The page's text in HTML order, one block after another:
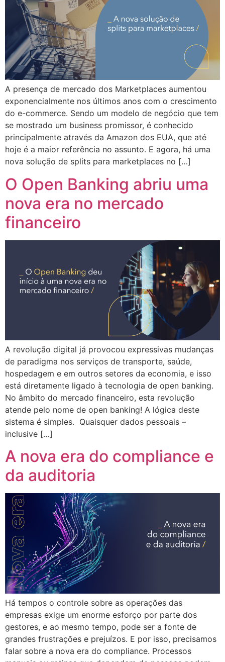
A presença de mercado dos Marketplaces aumentou
exponencialmente nos últimos anos com o crescimento
do e-commerce. Sendo um modelo de negócio que tem
se mostrado um business promissor, é conhecido
principalmente através da Amazon dos EUA, que até
hoje é a maior referência no assunto. E agora, há uma
nova solução de splits para marketplaces no […]
O Open Banking abriu uma
nova era no mercado
financeiro
A revolução digital já provocou expressivas mudanças
de paradigma nos serviços de transporte, saúde,
hospedagem e em outros setores da economia, e isso
está diretamente ligado à tecnologia de open banking.
No âmbito do mercado financeiro, esta revolução
atende pelo nome de open banking! A lógica deste
sistema é simples. Quaisquer dados pessoais –
inclusive […]
A nova era do compliance e
da auditoria
Há tempos o controle sobre as operações das
empresas exige um enorme esforço por parte dos
gestores, e ao mesmo tempo, pode ser a fonte de
grandes frustrações e prejuízos. E por isso, precisamos
falar sobre a nova era do compliance. Processos